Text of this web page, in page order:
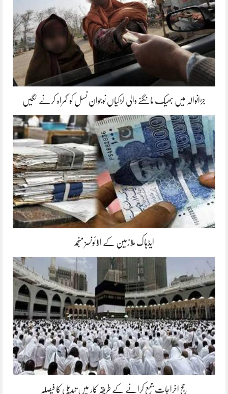
جڑانوالہ میں بھیک مانگنے والی لڑکیاں نوجوان نسل کو گمراہ کرنے لگیں
ایڈہاک ملازمین کے الائونسز منجمد
حج اخراجات جمع کرانے کے طریقہ کار میں تبدیلی کا فیصلہ